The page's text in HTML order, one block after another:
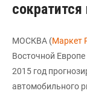
МОСКВА (Маркет
Восточной
2015 год
автомобильного